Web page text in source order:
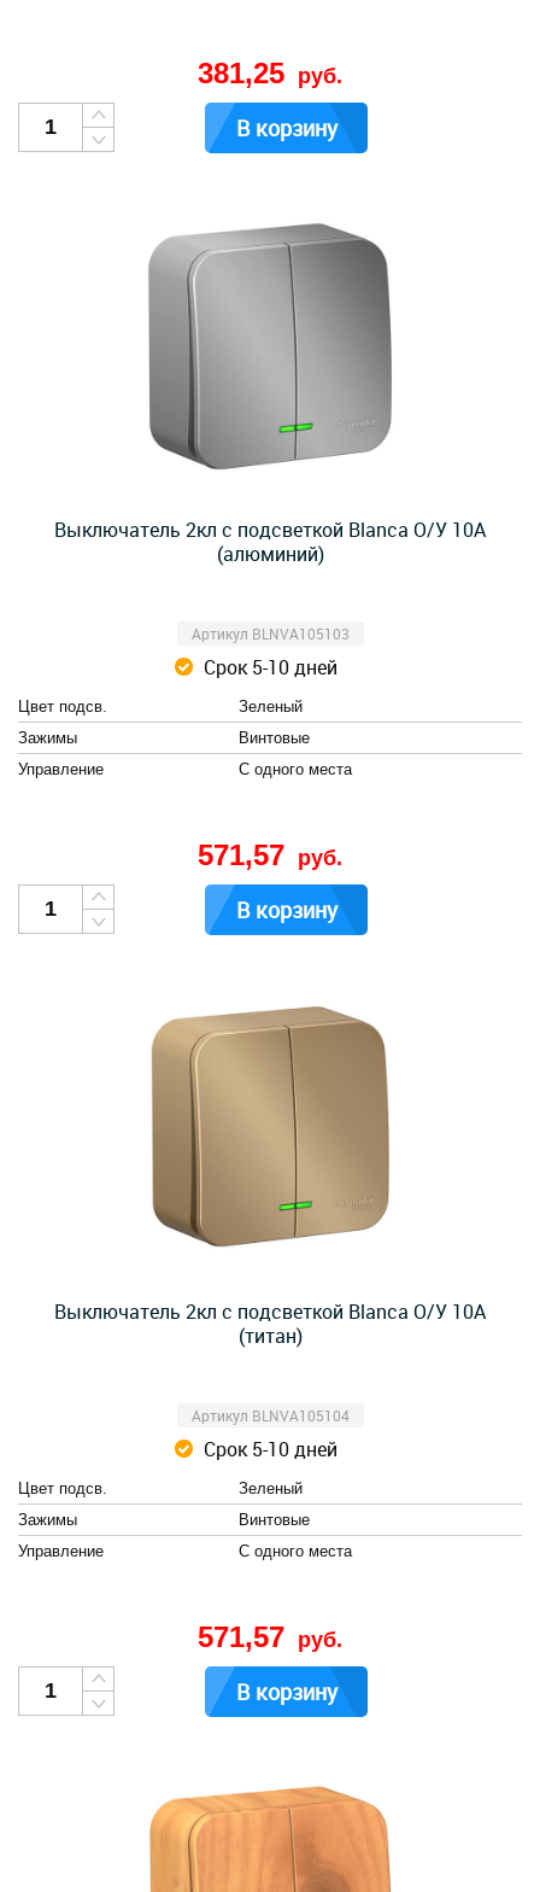
381,25 руб.
В корзину
Выключатель 2кл с подсветкой Blanca О/У 10А
(алюминий)
Артикул BLNVA105103
Срок 5-10 дней
Цвет подсв.
Зеленый
Зажимы
Винтовые
Управление
С одного места
571,57 руб.
В корзину
Выключатель 2кл с подсветкой Blanca О/У 10А
(титан)
Артикул BLNVA105104
Срок 5-10 дней
Цвет подсв.
Зеленый
Зажимы
Винтовые
Управление
С одного места
571,57 руб.
В корзину